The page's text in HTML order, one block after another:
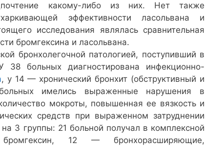
какому-либо из них. Нет также
эффективности ласольвана и
исследования являлась сравнительная
бромгексина и ласольвана.
бронхолегочной патологией, поступивший в
38 больных диагностирована инфекционно-
, у 14 — хронический бронхит (обструктивный и
имелись выраженные нарушения в
мокроты, повышенная ее вязкость и
средств при выраженном затруднении
3 группы: 21 больной получал в комплексной
12 — бронхорасширяющие,